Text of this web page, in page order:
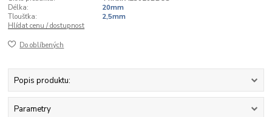
Délka:
20mm
Tloušťka:
2,5mm
Hlídat cenu / dostupnost
Do oblíbených
Popis produktu:
Parametry